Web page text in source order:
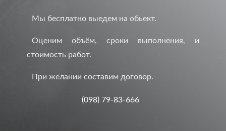
Мы бесплатно выедем на обьект.
Оценим объём, сроки выполнения, и
стоимость работ.
При желании составим договор.
(098) 79-83-666